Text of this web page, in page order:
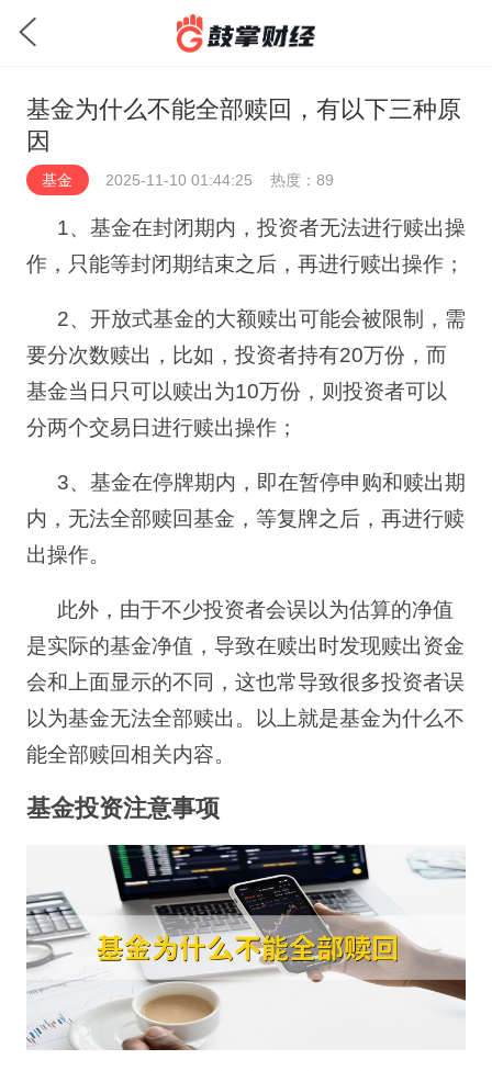
基金为什么不能全部赎回，有以下三种原
因
基金 2025-11-10 01:44:25 热度：89
1、基金在封闭期内，投资者无法进行赎出操
作，只能等封闭期结束之后，再进行赎出操作；
2、开放式基金的大额赎出可能会被限制，需
要分次数赎出，比如，投资者持有20万份，而
基金当日只可以赎出为10万份，则投资者可以
分两个交易日进行赎出操作；
3、基金在停牌期内，即在暂停申购和赎出期
内，无法全部赎回基金，等复牌之后，再进行赎
出操作。
此外，由于不少投资者会误以为估算的净值
是实际的基金净值，导致在赎出时发现赎出资金
会和上面显示的不同，这也常导致很多投资者误
以为基金无法全部赎出。以上就是基金为什么不
能全部赎回相关内容。
基金投资注意事项